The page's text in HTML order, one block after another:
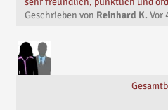
Geschrieben von Reinhard K. Vor